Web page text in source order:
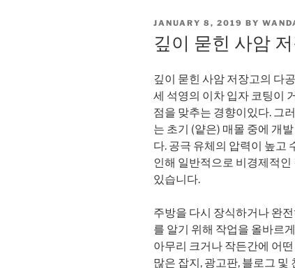
POSTED
JANUARY 8, 2019 BY
깊이 묻힌 사암
깊이 묻힌 사암 저장고의 다
세 석영의 이차 입자 코팅이
점을 맞추는 경향이있다. 그
는 초기 (얕은) 매몰 중에 개
다. 공극 유체의 압력이 높고
인해 일반적으로 비경제적
있습니다.
주방을 다시 장식하거나 완
를 알기 위해 작업을 올바르
아무리 크거나 작든간에 어
많은 잡지, 광고판, 블로그 및